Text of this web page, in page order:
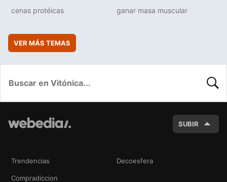
cenas protéicas ganar masa muscular
VER MÁS TEMAS
SUBIR
Trendencias Decoesfera
Compradiccion